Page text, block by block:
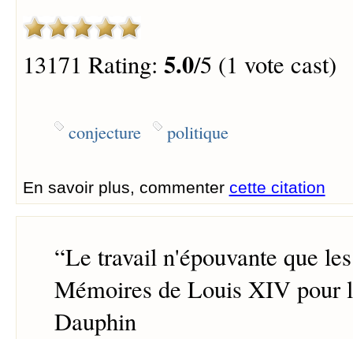
13171 Rating: 5.0/5 (1 vote cast)
conjecture politique
En savoir plus, commenter cette citation
“Le travail n'épouvante que
Mémoires de Louis XIV pour
Dauphin